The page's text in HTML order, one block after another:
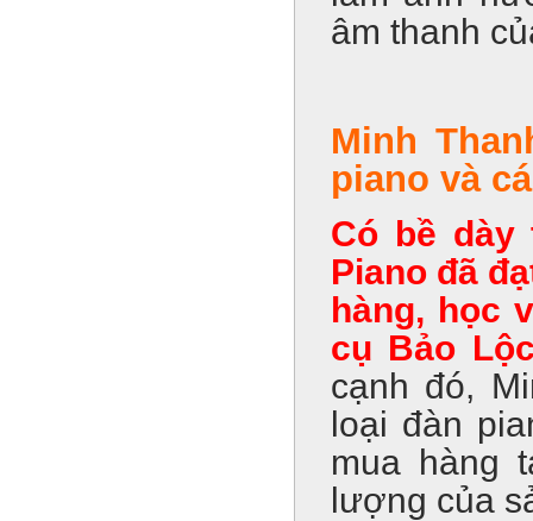
âm thanh
Minh
piano và
Có bề dày
Piano đã
hàng, học
cụ Bảo
cạnh đó,
loại đàn
mua hàng
lượng của